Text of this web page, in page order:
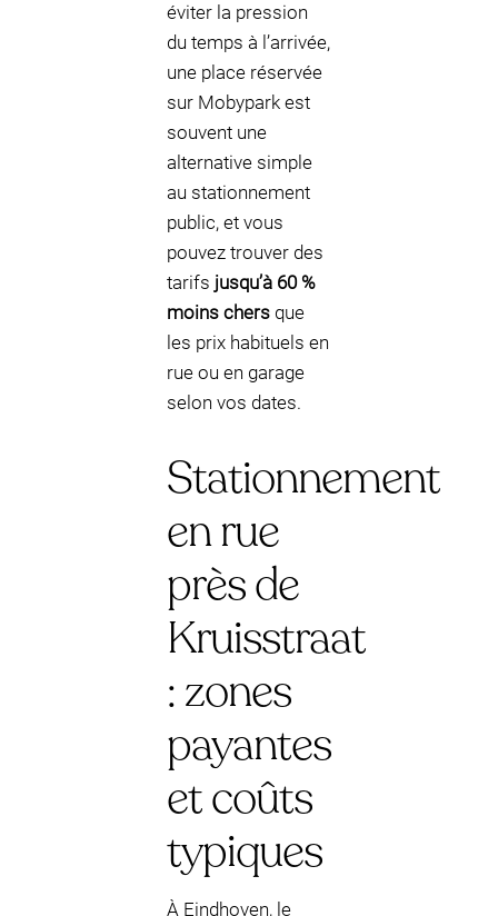
éviter la pression
du temps à l’arrivée,
une place réservée
sur Mobypark est
souvent une
alternative simple
au stationnement
public, et vous
pouvez trouver des
tarifs jusqu’à 60 %
moins chers que
les prix habituels en
rue ou en garage
selon vos dates.
Stationnement
en rue
près de
Kruisstraat
: zones
payantes
et coûts
typiques
À Eindhoven, le